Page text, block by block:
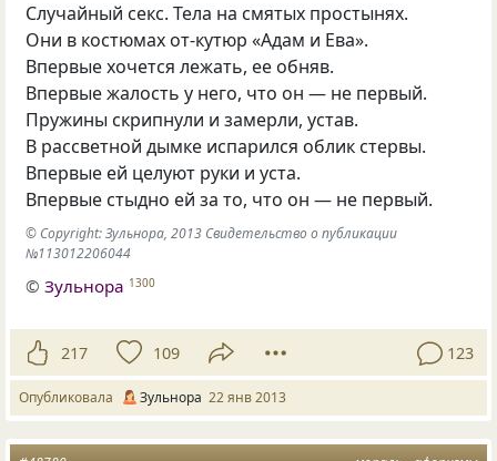
Случайный секс. Тела на смятых простынях.
Они в костюмах от-кутюр «Адам и Ева».
Впервые хочется лежать, ее обняв.
Впервые жалость у него, что он — не первый.
Пружины скрипнули и замерли, устав.
В рассветной дымке испарился облик стервы.
Впервые ей целуют руки и уста.
Впервые стыдно ей за то, что он — не первый.
© Copyright: Зульнора, 2013 Свидетельство о публикации
№113012206044
©Зульнора 1300
217 109 123
Опубликовала Зульнора 22 янв 2013